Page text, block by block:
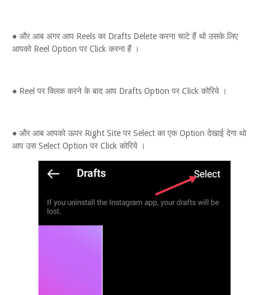
● और आब अगर आप Reels का Drafts Delete करना चाटे हैं थो उसके लिए
आपको Reel Option पर Click करना हैं ।
● Reel पर क्लिक करने के बाद आप Drafts Option पर Click कोरिये ।
● और आब आपको ऊपर Right Site पर Select का एक Option देखाई देगा थो
आप उस Select Option पर Click कोरिये ।